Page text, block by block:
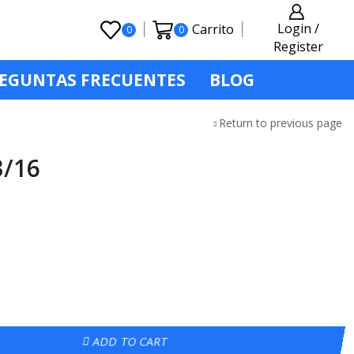
0 0 Carrito
Login /
Register
FRECUENTES BLOG
Return to previous page
16
ADD TO CART